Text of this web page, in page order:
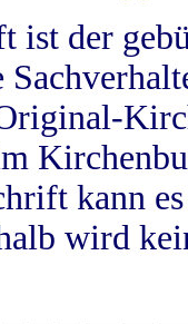
ist der
kann
wird